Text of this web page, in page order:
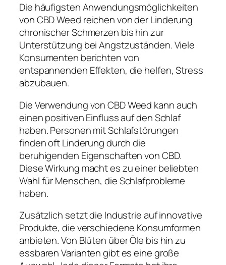
Die häufigsten Anwendungsmöglichkeiten
von CBD Weed reichen von der Linderung
chronischer Schmerzen bis hin zur
Unterstützung bei Angstzuständen. Viele
Konsumenten berichten von
entspannenden Effekten, die helfen, Stress
abzubauen.
Die Verwendung von CBD Weed kann auch
einen positiven Einfluss auf den Schlaf
haben. Personen mit Schlafstörungen
finden oft Linderung durch die
beruhigenden Eigenschaften von CBD.
Diese Wirkung macht es zu einer beliebten
Wahl für Menschen, die Schlafprobleme
haben.
Zusätzlich setzt die Industrie auf innovative
Produkte, die verschiedene Konsumformen
anbieten. Von Blüten über Öle bis hin zu
essbaren Varianten gibt es eine große